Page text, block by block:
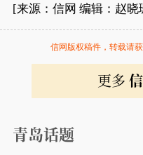
[来源：信网 编辑：赵晓
信网版权稿件，转载请获
更多
青岛话题